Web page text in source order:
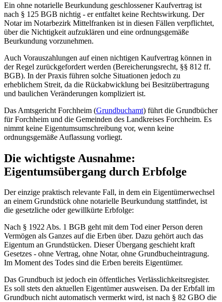
Ein ohne notarielle Beurkundung geschlossener Kaufvertrag ist
nach § 125 BGB nichtig - er entfaltet keine Rechtswirkung. Der
Notar im Notarbezirk Mittelfranken ist in diesen Fällen verpflichtet,
über die Nichtigkeit aufzuklären und eine ordnungsgemäße
Beurkundung vorzunehmen.
Auch Vorauszahlungen auf einen nichtigen Kaufvertrag können in
der Regel zurückgefordert werden (Bereicherungsrecht, §§ 812 ff.
BGB). In der Praxis führen solche Situationen jedoch zu
erheblichem Streit, da die Rückabwicklung bei Besitzübertragung
und baulichen Veränderungen kompliziert ist.
Das Amtsgericht Forchheim (Grundbuchamt) führt die Grundbücher
für Forchheim und die Gemeinden des Landkreises Forchheim. Es
nimmt keine Eigentumsumschreibung vor, wenn keine
ordnungsgemäße Auflassung vorliegt.
Die wichtigste Ausnahme:
Eigentumsübergang durch Erbfolge
Der einzige praktisch relevante Fall, in dem ein Eigentümerwechsel
an einem Grundstück ohne notarielle Beurkundung stattfindet, ist
die gesetzliche oder gewillkürte Erbfolge:
Nach § 1922 Abs. 1 BGB geht mit dem Tod einer Person deren
Vermögen als Ganzes auf die Erben über. Dazu gehört auch das
Eigentum an Grundstücken. Dieser Übergang geschieht kraft
Gesetzes - ohne Vertrag, ohne Notar, ohne Grundbucheintragung.
Im Moment des Todes sind die Erben bereits Eigentümer.
Das Grundbuch ist jedoch ein öffentliches Verlässlichkeitsregister.
Es soll stets den aktuellen Eigentümer ausweisen. Da der Erbfall im
Grundbuch nicht automatisch vermerkt wird, ist nach § 82 GBO die